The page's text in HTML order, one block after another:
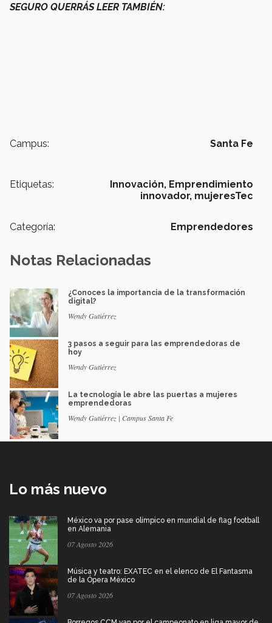
SEGURO QUERRÁS LEER TAMBIÉN:
Campus: Santa Fe
Etiquetas: Innovación, Emprendimiento
innovador, mujeresTec
Categoría: Emprendedores
Notas Relacionadas
¿Conoces la importancia de la transformación
digital?
Wendy Gutiérrez
3 pasos a seguir para las emprendedoras de
hoy
Wendy Gutiérrez
La tecnología le abre las puertas a mujeres
emprendedoras
Wendy Gutiérrez | Campus Santa Fe
Lo más nuevo
México va por pase olímpico en mundial de flag football
en Alemania
07 Agosto 2026
Música y teatro: EXATEC en el elenco de El Fantasma
de la Ópera México
07 Agosto 2026